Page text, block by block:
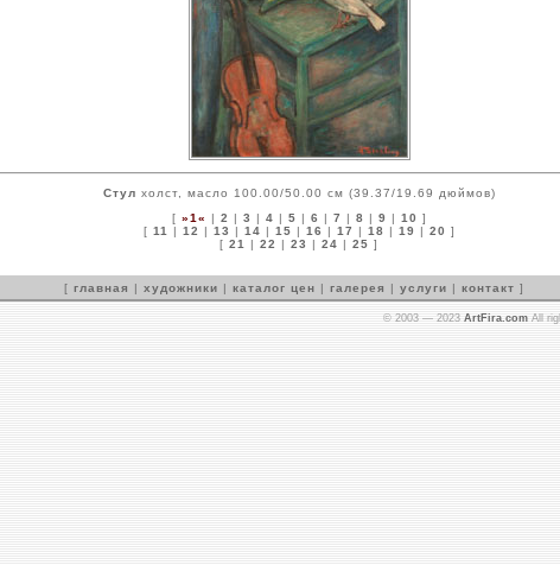
Стул холст, масло 100.00/50.00 см (39.37/19.69 дюймов)
[ »1« | 2 | 3 | 4 | 5 | 6 | 7 | 8 | 9 | 10 ]
[ 11 | 12 | 13 | 14 | 15 | 16 | 17 | 18 | 19 | 20 ]
[ 21 | 22 | 23 | 24 | 25 ]
[ главная | художники | каталог цен | галерея | услуги | контакт ]
© 2003 — 2023 ArtFira.com All